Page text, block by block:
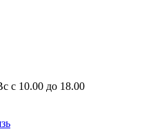
с 10.00 до 18.00